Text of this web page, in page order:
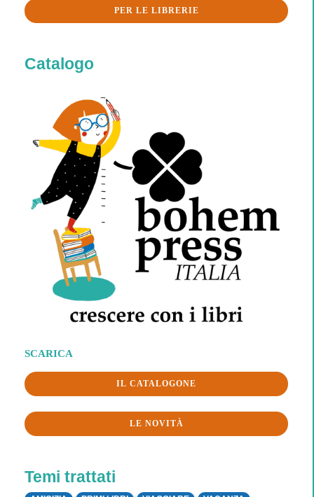
PER LE LIBRERIE
Catalogo
SCARICA
IL CATALOGONE
LE NOVITÀ
Temi trattati